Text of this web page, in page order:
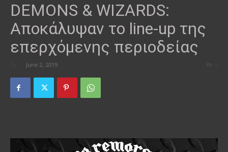
DEMONS & WIZARDS:
Αποκάλυψαν το line-up της
επερχόμενης περιοδείας
June 2, 2019